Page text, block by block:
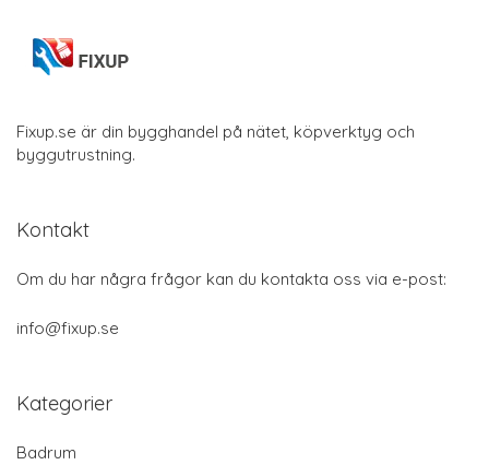
Fixup.se är din bygghandel på nätet, köpverktyg och
byggutrustning.
Kontakt
Om du har några frågor kan du kontakta oss via e-post:
info@fixup.se
Kategorier
Badrum